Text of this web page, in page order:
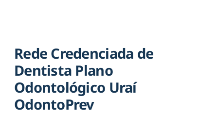
Rede Credenciada de
Dentista Plano
Odontológico Uraí
OdontoPrev